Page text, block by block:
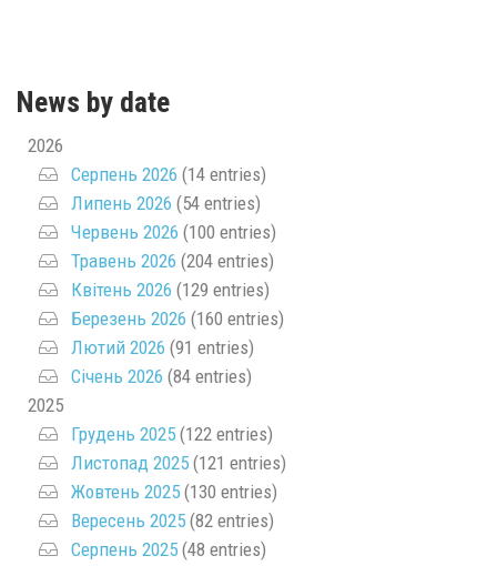
News by date
2026
Серпень 2026 (14 entries)
Липень 2026 (54 entries)
Червень 2026 (100 entries)
Травень 2026 (204 entries)
Квітень 2026 (129 entries)
Березень 2026 (160 entries)
Лютий 2026 (91 entries)
Січень 2026 (84 entries)
2025
Грудень 2025 (122 entries)
Листопад 2025 (121 entries)
Жовтень 2025 (130 entries)
Вересень 2025 (82 entries)
Серпень 2025 (48 entries)